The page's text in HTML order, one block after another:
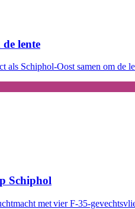
lente
Schiphol‑Oost samen om de
Schiphol
met vier F-35-